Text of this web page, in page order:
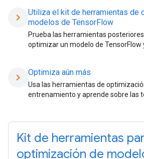
chevron_right
Utiliza el kit de herramientas de
modelos de TensorFlow
Prueba las herramientas
optimizar un modelo de TensorFlow
chevron_right Optimiza aún más
Usa las herramientas de
entrenamiento y aprende sobre las
Kit de herramientas
optimización de